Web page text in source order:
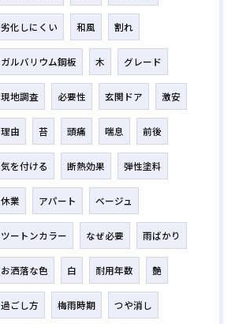
劣化しにくい 和風 割れ
ガルバリウム鋼板 木 グレード
現地調査 必要性 玄関ドア 激安
理由 苔 頭痛 喘息 前後
気を付ける 断熱効果 弾性塗料
休業 アパート ベージュ
ツートンカラー なぜ必要 雨ばかり
お洒落な色 白 耐用年数 艶
過ごし方 梅雨時期 つや消し